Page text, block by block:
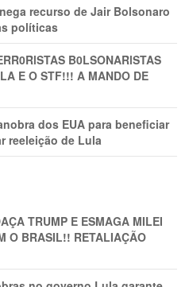
recurso de Jair Bolsonaro
políticas
B0LSONARlSTAS
E O STF!!! A MANDO DE
dos EUA para beneficiar
reeleição de Lula
TRUMP E ESMAGA MILEI
O BRASIL!! RETALIAÇÃO